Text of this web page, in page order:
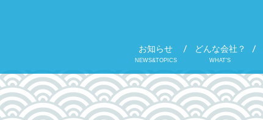
お知らせ
NEWS&TOPICS
どんな会社？
WHAT'S